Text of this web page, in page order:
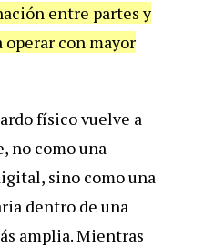
entre partes y
operar con mayor
físico vuelve a
no como una
sino como una
dentro de una
amplia. Mientras